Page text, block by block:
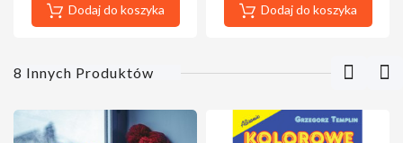
Dodaj do koszyka Dodaj do koszyka
8 Innych Produktów